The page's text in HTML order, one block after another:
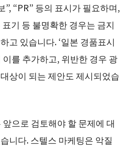
”, “PR” 등의 표시가 필요하며,
기 등 불명확한 경우는 금지
고 있습니다. ‘일본 경품표시
이를 추가하고, 위반한 경우 광
상이 되는 제안도 제시되었습
으로 검토해야 할 문제에 대
니다. 스텔스 마케팅은 악질